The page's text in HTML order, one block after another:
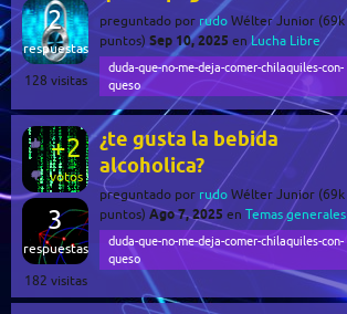
2
respuestas
128 visitas
preguntado por rudo Wélter Junior (69k
puntos) Sep 10, 2025 enLucha Libre
duda-que-no-me-deja-comer-chilaquiles-con-
queso
+2
votos
3
respuestas
182 visitas
¿te gusta la bebida
alcoholica?
preguntado por rudo Wélter Junior (69k
puntos) Ago 7, 2025 en Temas generales
duda-que-no-me-deja-comer-chilaquiles-con-
queso